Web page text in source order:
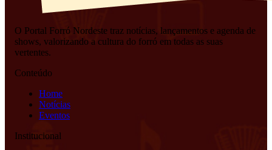
O Portal Forró Nordeste traz notícias, lançamentos e agenda de
shows, valorizando a cultura do forró em todas as suas
vertentes.
Conteúdo
Home
Notícias
Eventos
Institucional